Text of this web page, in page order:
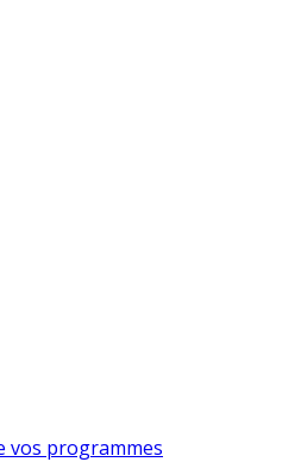
vos programmes